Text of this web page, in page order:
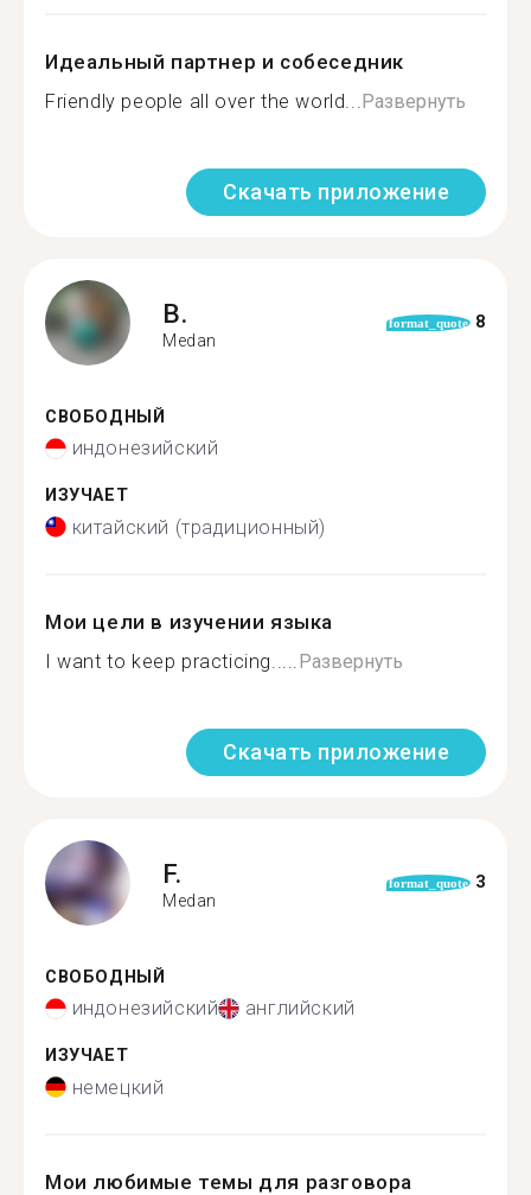
Идеальный партнер и собеседник
Friendly people all over the world... Развернуть
Скачать приложение
B.
Medan
format_quote 8
СВОБОДНЫЙ
индонезийский
ИЗУЧАЕТ
китайский (традиционный)
Мои цели в изучении языка
I want to keep practicing..... Развернуть
Скачать приложение
F.
Medan
format_quote 3
СВОБОДНЫЙ
индонезийский английский
ИЗУЧАЕТ
немецкий
Мои любимые темы для разговора